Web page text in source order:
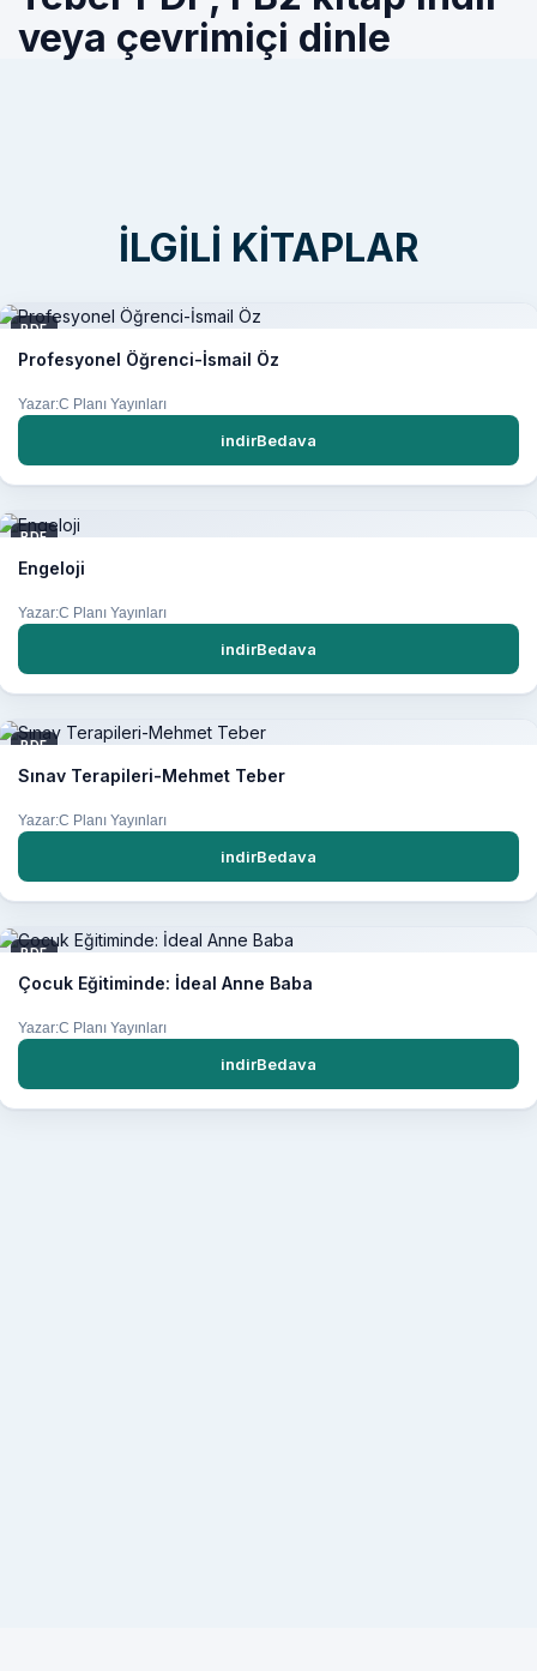
veya çevrimiçi dinle
İLGILI KITAPLAR
PDF
Profesyonel Öğrenci-İsmail Öz
Yazar:C Planı Yayınları
indirBedava
PDF
Engeloji
Yazar:C Planı Yayınları
indirBedava
PDF
Sınav Terapileri-Mehmet Teber
Yazar:C Planı Yayınları
indirBedava
PDF
Çocuk Eğitiminde: İdeal Anne Baba
Yazar:C Planı Yayınları
indirBedava